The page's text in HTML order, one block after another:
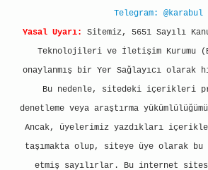
Telegram: @karabul
Yasal Uyarı:
Sitemiz, 5651 Sayılı
Teknolojileri ve İletişim Kurumu
onaylanmış bir Yer Sağlayıcı olarak
Bu nedenle, sitedeki içerikleri
denetleme veya araştırma
Ancak, üyelerimiz yazdıkları
taşımakta olup, siteye üye olarak bu
etmiş sayılırlar. Bu internet